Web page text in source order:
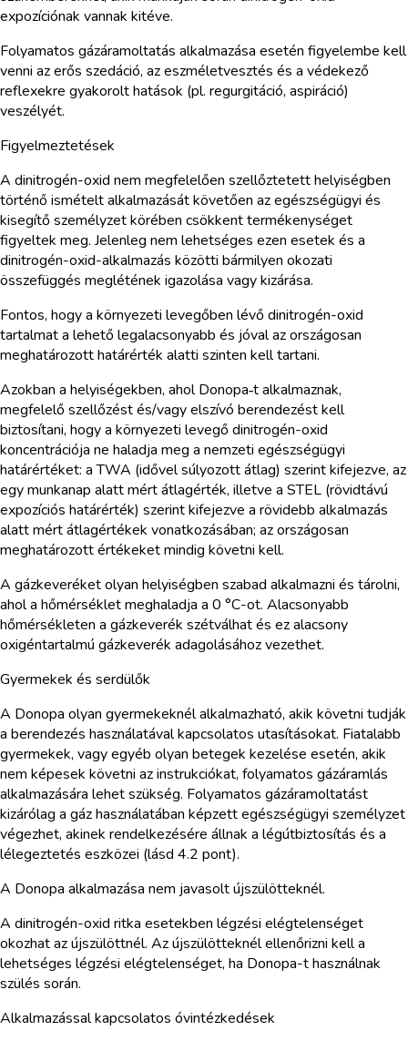
expozíciónak vannak kitéve.
Folyamatos gázáramoltatás alkalmazása esetén figyelembe kell
venni az erős szedáció, az eszméletvesztés és a védekező
reflexekre gyakorolt hatások (pl. regurgitáció, aspiráció)
veszélyét.
Figyelmeztetések
A dinitrogén-oxid nem megfelelően szellőztetett helyiségben
történő ismételt alkalmazását követően az egészségügyi és
kisegítő személyzet körében csökkent termékenységet
figyeltek meg. Jelenleg nem lehetséges ezen esetek és a
dinitrogén-oxid-alkalmazás közötti bármilyen okozati
összefüggés meglétének igazolása vagy kizárása.
Fontos, hogy a környezeti levegőben lévő dinitrogén-oxid
tartalmat a lehető legalacsonyabb és jóval az országosan
meghatározott határérték alatti szinten kell tartani.
Azokban a helyiségekben, ahol Donopa‑t alkalmaznak,
megfelelő szellőzést és/vagy elszívó berendezést kell
biztosítani, hogy a környezeti levegő dinitrogén-oxid
koncentrációja ne haladja meg a nemzeti egészségügyi
határértéket: a TWA (idővel súlyozott átlag) szerint kifejezve, az
egy munkanap alatt mért átlagérték, illetve a STEL (rövidtávú
expozíciós határérték) szerint kifejezve a rövidebb alkalmazás
alatt mért átlagértékek vonatkozásában; az országosan
meghatározott értékeket mindig követni kell.
A gázkeveréket olyan helyiségben szabad alkalmazni és tárolni,
ahol a hőmérséklet meghaladja a 0 °C-ot. Alacsonyabb
hőmérsékleten a gázkeverék szétválhat és ez alacsony
oxigéntartalmú gázkeverék adagolásához vezethet.
Gyermekek és serdülők
A Donopa olyan gyermekeknél alkalmazható, akik követni tudják
a berendezés használatával kapcsolatos utasításokat. Fiatalabb
gyermekek, vagy egyéb olyan betegek kezelése esetén, akik
nem képesek követni az instrukciókat, folyamatos gázáramlás
alkalmazására lehet szükség. Folyamatos gázáramoltatást
kizárólag a gáz használatában képzett egészségügyi személyzet
végezhet, akinek rendelkezésére állnak a légútbiztosítás és a
lélegeztetés eszközei (lásd 4.2 pont).
A Donopa alkalmazása nem javasolt újszülötteknél.
A dinitrogén-oxid ritka esetekben légzési elégtelenséget
okozhat az újszülöttnél. Az újszülötteknél ellenőrizni kell a
lehetséges légzési elégtelenséget, ha Donopa-t használnak
szülés során.
Alkalmazással kapcsolatos óvintézkedések